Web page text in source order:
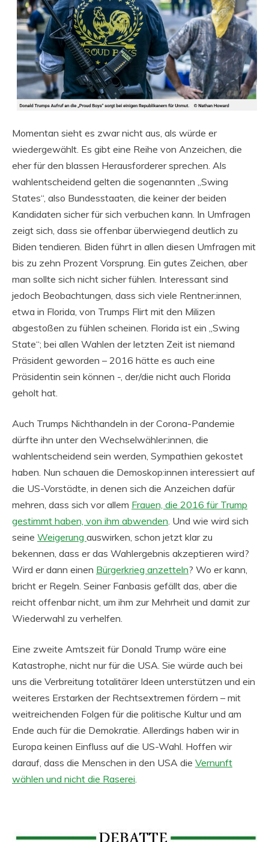
Momentan sieht es zwar nicht aus, als würde er
wiedergewählt. Es gibt eine Reihe von Anzeichen, die
eher für den blassen Herausforderer sprechen. Als
wahlentscheidend gelten die sogenannten „Swing
States“, also Bundesstaaten, die keiner der beiden
Kandidaten sicher für sich verbuchen kann. In Umfragen
zeigt sich, dass sie offenbar überwiegend deutlich zu
Biden tendieren. Biden führt in allen diesen Umfragen mit
bis zu zehn Prozent Vorsprung. Ein gutes Zeichen, aber
man sollte sich nicht sicher fühlen. Interessant sind
jedoch Beobachtungen, dass sich viele Rentner:innen,
etwa in Florida, von Trumps Flirt mit den Milizen
abgestoßen zu fühlen scheinen. Florida ist ein „Swing
State“; bei allen Wahlen der letzten Zeit ist niemand
Präsident geworden – 2016 hätte es auch eine
Präsidentin sein können -, der/die nicht auch Florida
geholt hat.
Auch Trumps Nichthandeln in der Corona-Pandemie
dürfte ihn unter den Wechselwähler:innen, die
wahlentscheidend sein werden, Sympathien gekostet
haben. Nun schauen die Demoskop:innen interessiert auf
die US-Vorstädte, in denen sich die Anzeichen dafür
mehren, dass sich vor allem Frauen, die 2016 für Trump
gestimmt haben, von ihm abwenden . Und wie wird sich
seine Weigerung auswirken, schon jetzt klar zu
bekennen, dass er das Wahlergebnis akzeptieren wird?
Wird er dann einen Bürgerkrieg anzetteln? Wo er kann,
bricht er Regeln. Seiner Fanbasis gefällt das, aber die
reicht offenbar nicht, um ihm zur Mehrheit und damit zur
Wiederwahl zu verhelfen.
Eine zweite Amtszeit für Donald Trump wäre eine
Katastrophe, nicht nur für die USA. Sie würde auch bei
uns die Verbreitung totalitärer Ideen unterstützen und ein
weiteres Erstarken der Rechtsextremen fördern – mit
weitreichenden Folgen für die politische Kultur und am
Ende auch für die Demokratie. Allerdings haben wir in
Europa keinen Einfluss auf die US-Wahl. Hoffen wir
darauf, dass die Menschen in den USA die Vernunft
wählen und nicht die Raserei